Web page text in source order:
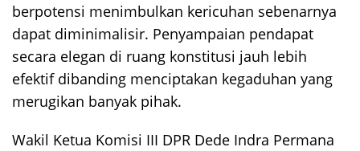
berpotensi menimbulkan kericuhan sebenarnya
dapat diminimalisir. Penyampaian pendapat
secara elegan di ruang konstitusi jauh lebih
efektif dibanding menciptakan kegaduhan yang
merugikan banyak pihak.
Wakil Ketua Komisi III DPR Dede Indra Permana